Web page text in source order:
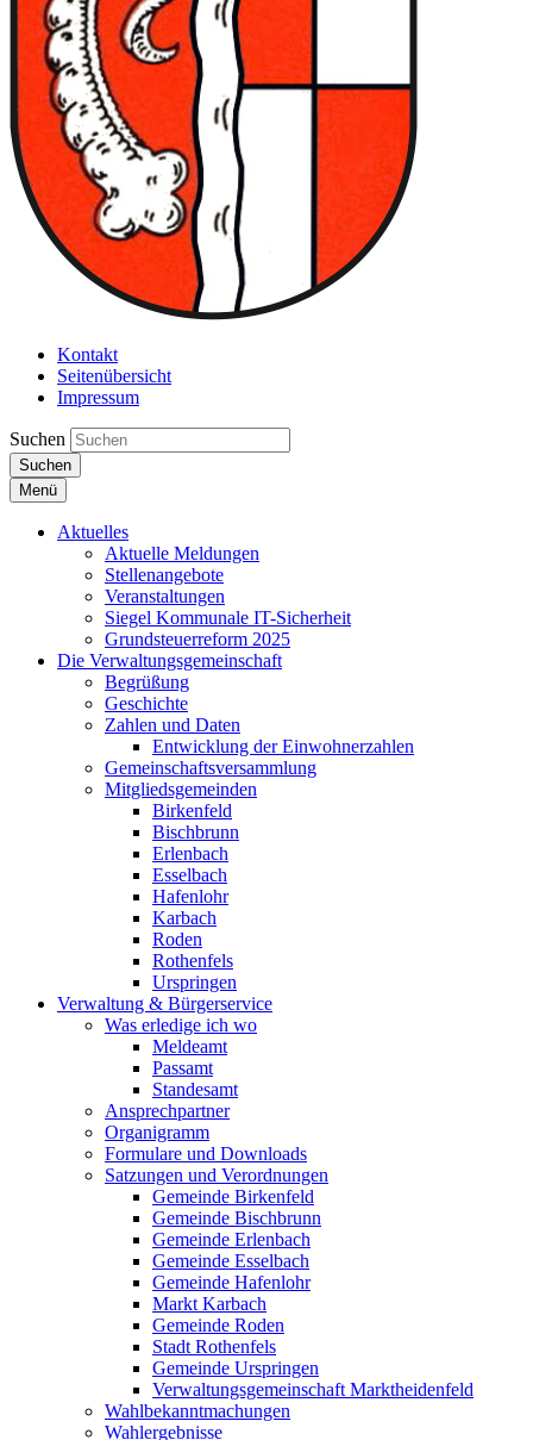
Kontakt
Seitenübersicht
Impressum
Suchen
Suchen
Menü
Aktuelles
Aktuelle Meldungen
Stellenangebote
Veranstaltungen
Siegel Kommunale IT-Sicherheit
Grundsteuerreform 2025
Die Verwaltungsgemeinschaft
Begrüßung
Geschichte
Zahlen und Daten
Entwicklung der Einwohnerzahlen
Gemeinschaftsversammlung
Mitgliedsgemeinden
Birkenfeld
Bischbrunn
Erlenbach
Esselbach
Hafenlohr
Karbach
Roden
Rothenfels
Urspringen
Verwaltung & Bürgerservice
Was erledige ich wo
Meldeamt
Passamt
Standesamt
Ansprechpartner
Organigramm
Formulare und Downloads
Satzungen und Verordnungen
Gemeinde Birkenfeld
Gemeinde Bischbrunn
Gemeinde Erlenbach
Gemeinde Esselbach
Gemeinde Hafenlohr
Markt Karbach
Gemeinde Roden
Stadt Rothenfels
Gemeinde Urspringen
Verwaltungsgemeinschaft Marktheidenfeld
Wahlbekanntmachungen
Wahlergebnisse